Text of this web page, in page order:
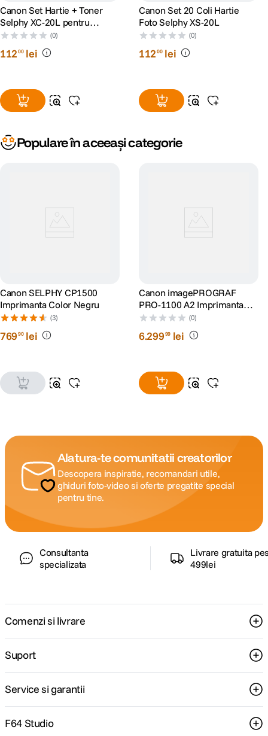
Canon Set Hartie + Toner
Selphy XC-20L pentru
Selphy QX20(0)
11200 lei
Canon Set 20 Coli Hartie
Foto Selphy XS-20L
(0)
11200 lei
Populare în aceeași categorie
Canon SELPHY CP1500
Imprimanta Color Negru
(3)
76990 lei
Canon imagePROGRAF
PRO-1100 A2 Imprimanta
Foto Profesionala
(0)
6.29999 lei
Alatura-te comunitatii creatorilor
Descopera inspiratie, recomandari utile,
ghiduri foto-video si oferte pregatite special
pentru tine.
Consultanta
specializata
Livrare gratuita
499lei
Comenzi si livrare
Suport
Service si garantii
F64 Studio